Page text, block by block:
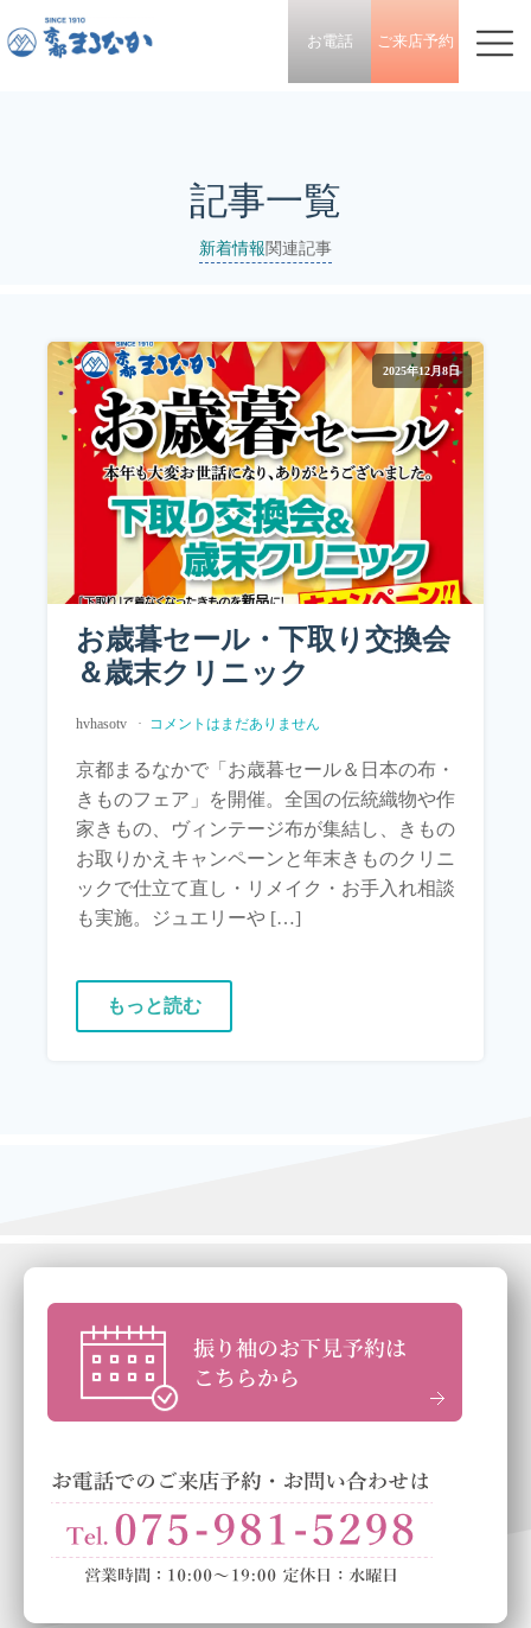
お電話 ご来店予約
記事一覧
新着情報関連記事
2025年12月8日
お歳暮セール・下取り交換会
＆歳末クリニック
hvhasotv コメントはまだありません
京都まるなかで「お歳暮セール＆日本の布・
きものフェア」を開催。全国の伝統織物や作
家きもの、ヴィンテージ布が集結し、きもの
お取りかえキャンペーンと年末きものクリニ
ックで仕立て直し・リメイク・お手入れ相談
も実施。ジュエリーや […]
もっと読む